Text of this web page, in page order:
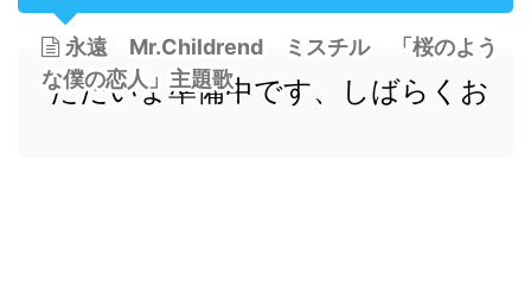
永遠 Mr.Childrend ミスチル 「桜のよう
な僕の恋人」主題歌